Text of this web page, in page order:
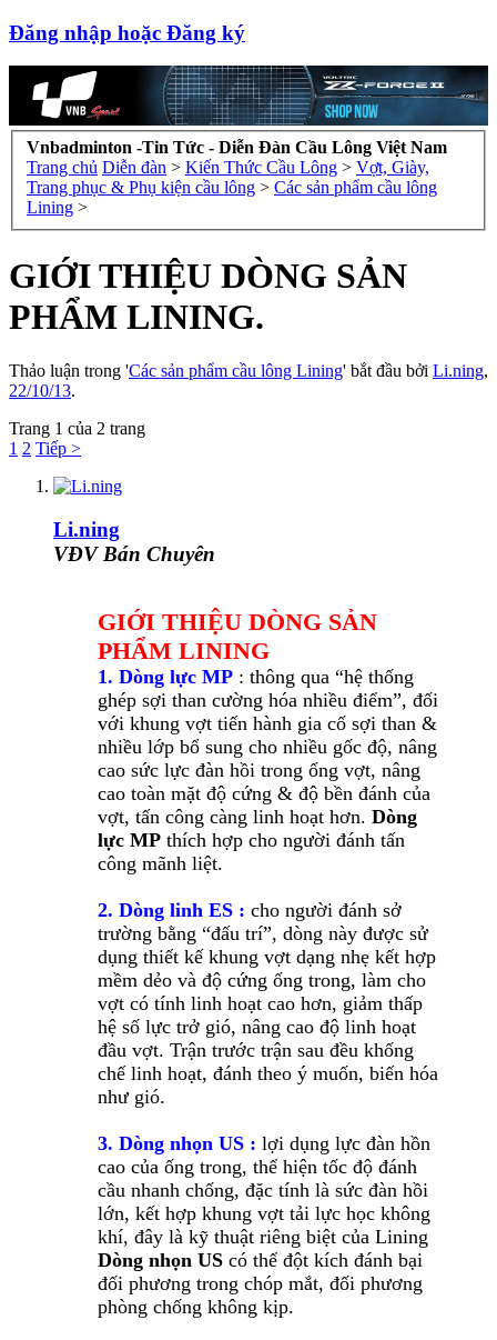
Đăng nhập hoặc Đăng ký
Vnbadminton -Tin Tức - Diễn Đàn Cầu Lông Việt Nam
Trang chủ Diễn đàn > Kiến Thức Cầu Lông > Vợt, Giày,
Trang phục & Phụ kiện cầu lông > Các sản phẩm cầu lông
Lining >
GIỚI THIỆU DÒNG SẢN
PHẨM LINING.
Thảo luận trong 'Các sản phẩm cầu lông Lining' bắt đầu bởi Li.ning,
22/10/13.
Trang 1 của 2 trang
1 2 Tiếp >
Li.ning
VĐV Bán Chuyên
GIỚI THIỆU DÒNG SẢN
PHẨM LINING
1. Dòng lực MP : thông qua “hệ thống
ghép sợi than cường hóa nhiều điểm”, đối
với khung vợt tiến hành gia cố sợi than &
nhiều lớp bổ sung cho nhiều gốc độ, nâng
cao sức lực đàn hồi trong ống vợt, nâng
cao toàn mặt độ cứng & độ bền đánh của
vợt, tấn công càng linh hoạt hơn. Dòng
lực MP thích hợp cho người đánh tấn
công mãnh liệt.
2. Dòng linh ES : cho người đánh sở
trường bằng “đấu trí”, dòng này được sử
dụng thiết kế khung vợt dạng nhẹ kết hợp
mềm dẻo và độ cứng ống trong, làm cho
vợt có tính linh hoạt cao hơn, giảm thấp
hệ số lực trở gió, nâng cao độ linh hoạt
đầu vợt. Trận trước trận sau đều khống
chế linh hoạt, đánh theo ý muốn, biến hóa
như gió.
3. Dòng nhọn US : lợi dụng lực đàn hồn
cao của ống trong, thể hiện tốc độ đánh
cầu nhanh chống, đặc tính là sức đàn hồi
lớn, kết hợp khung vợt tải lực học không
khí, đây là kỹ thuật riêng biệt của Lining
Dòng nhọn US có thể đột kích đánh bại
đối phương trong chóp mắt, đối phương
phòng chống không kịp.